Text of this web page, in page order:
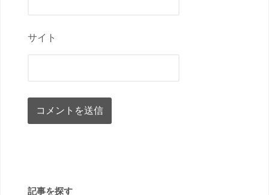
サイト
記事を探す